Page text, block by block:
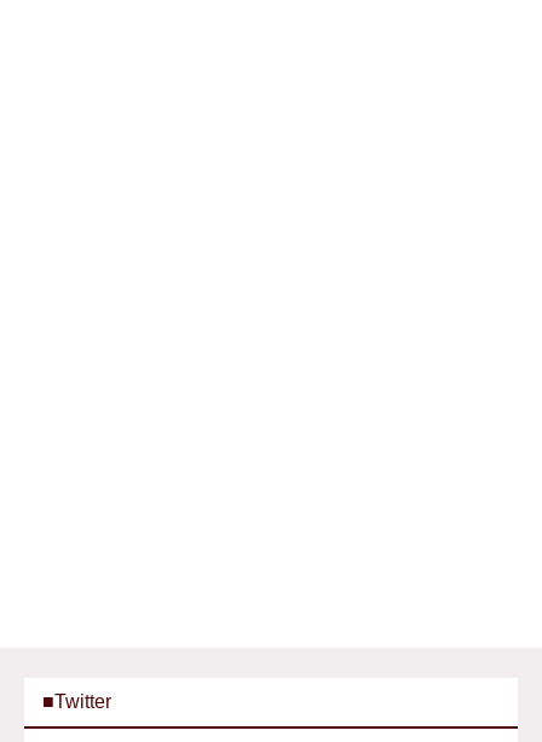
■Twitter